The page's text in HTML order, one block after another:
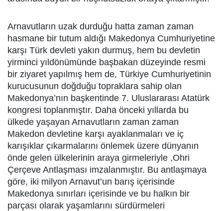
Arnavutların uzak durduğu hatta zaman zaman
hasmane bir tutum aldığı Makedonya Cumhuriyetine
karşı Türk devleti yakın durmuş, hem bu devletin
yirminci yıldönümünde başbakan düzeyinde resmi
bir ziyaret yapılmış hem de, Türkiye Cumhuriyetinin
kurucusunun doğduğu topraklara sahip olan
Makedonya’nın başkentinde 7. Uluslararası Atatürk
kongresi toplanmıştır. Daha önceki yıllarda bu
ülkede yaşayan Arnavutların zaman zaman
Makedon devletine karşı ayaklanmaları ve iç
karışıklar çıkarmalarını önlemek üzere dünyanın
önde gelen ülkelerinin araya girmeleriyle ,Ohri
Çerçeve Antlaşması imzalanmıştır. Bu antlaşmaya
göre, iki milyon Arnavut’un barış içerisinde
Makedonya sınırları içerisinde ve bu halkın bir
parçası olarak yaşamlarını sürdürmeleri